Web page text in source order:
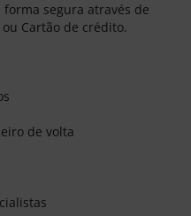
segura através de
Cartão de crédito.
de volta